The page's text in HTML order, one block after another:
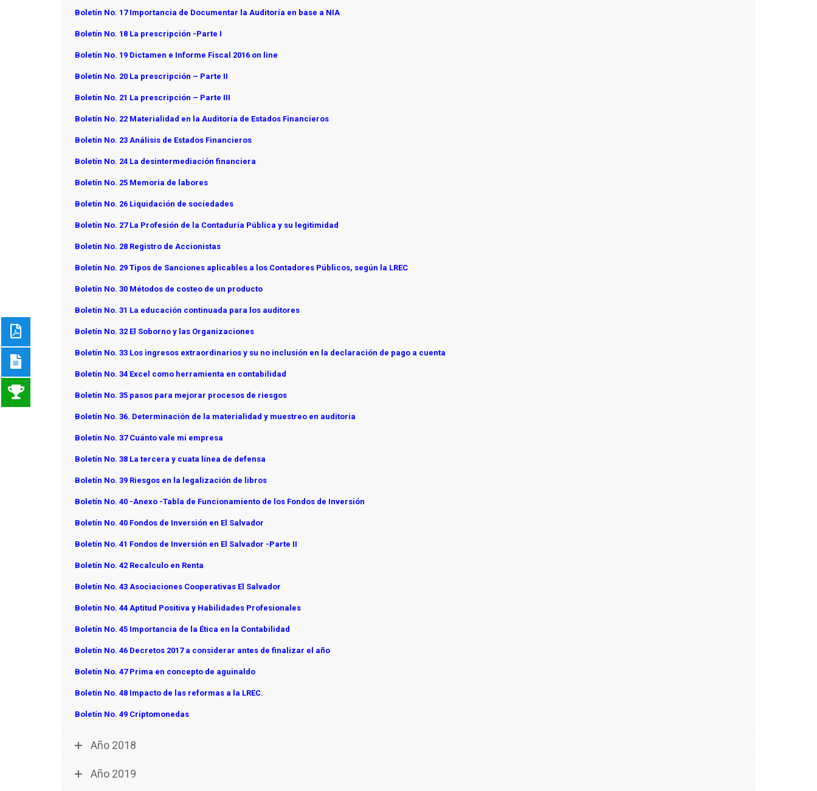
Boletín No. 17 Importancia de Documentar la Auditoría en base a NIA
Boletín No. 18 La prescripción -Parte I
Boletín No. 19 Dictamen e Informe Fiscal 2016 on line
Boletín No. 20 La prescripción – Parte II
Boletín No. 21 La prescripción – Parte III
Boletín No. 22 Materialidad en la Auditoría de Estados Financieros
Boletín No. 23 Análisis de Estados Financieros
Boletín No. 24 La desintermediación financiera
Boletín No. 25 Memoria de labores
Boletín No. 26 Liquidación de sociedades
Boletín No. 27 La Profesión de la Contaduría Pública y su legitimidad
Boletín No. 28 Registro de Accionistas
Boletín No. 29 Tipos de Sanciones aplicables a los Contadores Públicos, según la LREC
Boletín No. 30 Métodos de costeo de un producto
Boletín No. 31 La educación continuada para los auditores
Boletín No. 32 El Soborno y las Organizaciones
Boletín No. 33 Los ingresos extraordinarios y su no inclusión en la declaración de pago a cuenta
Boletín No. 34 Excel como herramienta en contabilidad
Boletín No. 35 pasos para mejorar procesos de riesgos
Boletín No. 36. Determinación de la materialidad y muestreo en auditoria
Boletín No. 37 Cuánto vale mi empresa
Boletín No. 38 La tercera y cuata línea de defensa
Boletín No. 39 Riesgos en la legalización de libros
Boletín No. 40 -Anexo -Tabla de Funcionamiento de los Fondos de Inversión
Boletín No. 40 Fondos de Inversión en El Salvador
Boletín No. 41 Fondos de Inversión en El Salvador -Parte II
Boletín No. 42 Recalculo en Renta
Boletín No. 43 Asociaciones Cooperativas El Salvador
Boletín No. 44 Aptitud Positiva y Habilidades Profesionales
Boletín No. 45 Importancia de la Ética en la Contabilidad
Boletín No. 46 Decretos 2017 a considerar antes de finalizar el año
Boletín No. 47 Prima en concepto de aguinaldo
Boletín No. 48 Impacto de las reformas a la LREC.
Boletín No. 49 Criptomonedas
Año 2018
Año 2019